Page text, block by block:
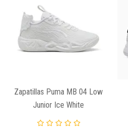
Zapatillas Puma MB 04 Low
Junior Ice White